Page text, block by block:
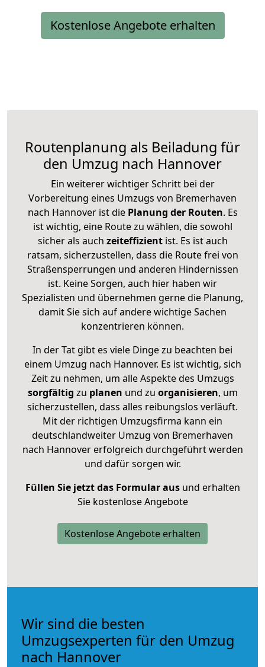
Kostenlose Angebote erhalten
Routenplanung als Beiladung für
den Umzug nach Hannover
Ein weiterer wichtiger Schritt bei der
Vorbereitung eines Umzugs von Bremerhaven
nach Hannover ist diePlanung der Routen. Es
ist wichtig, eine Route zu wählen, die sowohl
sicher als auch zeiteffizientist. Es ist auch
ratsam, sicherzustellen, dass die Route frei von
Straßensperrungen und anderen Hindernissen
ist. Keine Sorgen, auch hier haben wir
Spezialisten und übernehmen gerne die Planung,
damit Sie sich auf andere wichtige Sachen
konzentrieren können.
In der Tat gibt es viele Dinge zu beachten bei
einem Umzug nach Hannover. Es ist wichtig, sich
Zeit zu nehmen, um alle Aspekte des Umzugs
sorgfältig zu planen und zu organisieren, um
sicherzustellen, dass alles reibungslos verläuft.
Mit der richtigen Umzugsfirma kann ein
deutschlandweiter Umzug von Bremerhaven
nach Hannover erfolgreich durchgeführt werden
und dafür sorgen wir.
Füllen Sie jetzt das Formular ausund erhalten
Sie kostenlose Angebote
Kostenlose Angebote erhalten
Wir sind die besten
Umzugsexperten für den Umzug
nach Hannover